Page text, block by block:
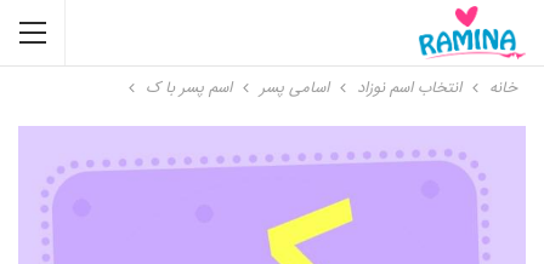
خانه انتخاب اسم نوزاد اسامی پسر اسم پسر با ک